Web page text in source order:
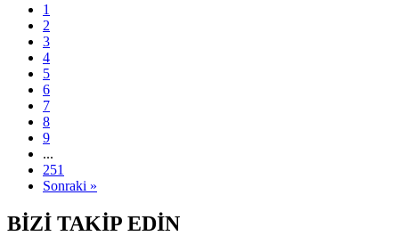
1
2
3
4
5
6
7
8
9
...
251
Sonraki »
BİZİ TAKİP EDİN